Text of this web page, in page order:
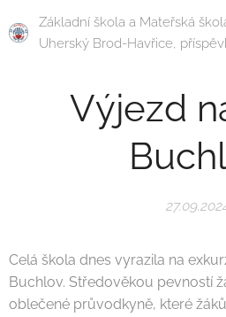
Základní škola a Mateřská
Uherský Brod-Havřice,
Výjezd
Celá škola dnes vyrazila na
Buchlov. Středověkou pevností
oblečené průvodkyně, které